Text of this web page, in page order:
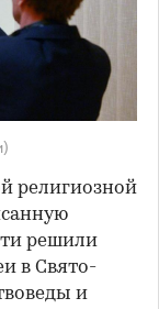
религиозной
решили
в Свято-
и